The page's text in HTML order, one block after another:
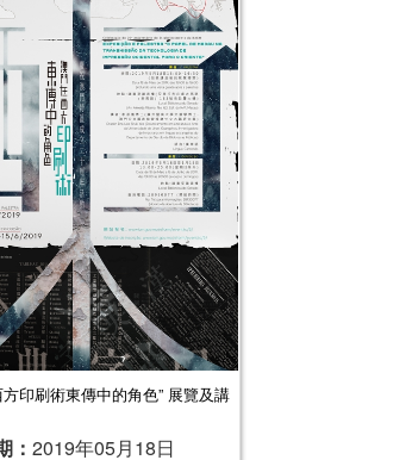
方印刷術東傳中的角色” 展覽及講
： 2019年05月18日